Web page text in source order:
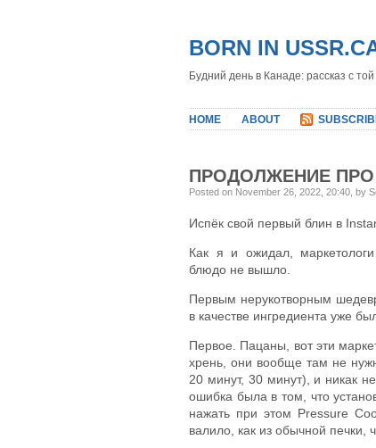
BORN IN
Будний день в Канаде: рассказ с
HOME ABOUT
ПРОДОЛЖЕНИЕ ПРО
Posted on November 26, 2022, 20:40, by
Испёк свой первый блин в
Как я и ожидал,
блюдо не вышло.
Первым нерукотворным
в качестве ингредиента уже
Первое. Пацаны, вот эти
хрень, они вообще там не
20 минут, 30 минут), и никак
ошибка была в том, что
нажать при этом Pressure
валило, как из обычной